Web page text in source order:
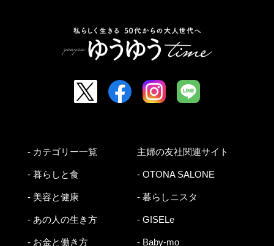
- カテゴリー一覧
- 暮らしと食
- 美容と健康
- あの人の生き方
- お金と働き方
主婦の友社関連サイト
- OTONA SALONE
- 暮らしニスタ
- GISELe
- Baby-mo